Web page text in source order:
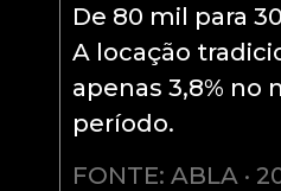
De 80 mil para
A locação
apenas 3,8% no
período.
FONTE: ABLA ·